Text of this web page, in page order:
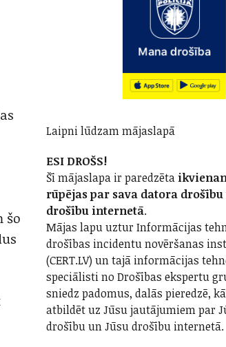
šo
Laipni lūdzam mājaslapā
ESI DROŠS!
Šī mājaslapa ir paredzēta
rūpējas par sava datora drošību
drošību internetā.
Mājas lapu uztur Informācijas
drošības incidentu novēršanas
(CERT.LV) un tajā informācijas
speciālisti no Drošības ekspertu
sniedz padomus, dalās pieredzē,
atbildēt uz Jūsu jautājumiem par
drošību un Jūsu drošību internetā.